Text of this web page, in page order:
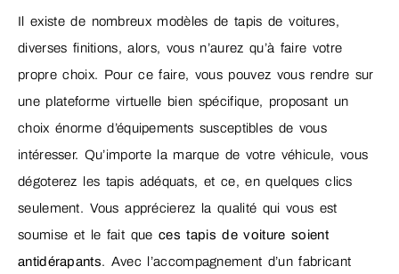
Il existe de nombreux modèles de tapis de voitures,
diverses finitions, alors, vous n’aurez qu’à faire votre
propre choix. Pour ce faire, vous pouvez vous rendre sur
une plateforme virtuelle bien spécifique, proposant un
choix énorme d’équipements susceptibles de vous
intéresser. Qu’importe la marque de votre véhicule, vous
dégoterez les tapis adéquats, et ce, en quelques clics
seulement. Vous apprécierez la qualité qui vous est
soumise et le fait que ces tapis de voiture soient
antidérapants. Avec l’accompagnement d’un fabricant